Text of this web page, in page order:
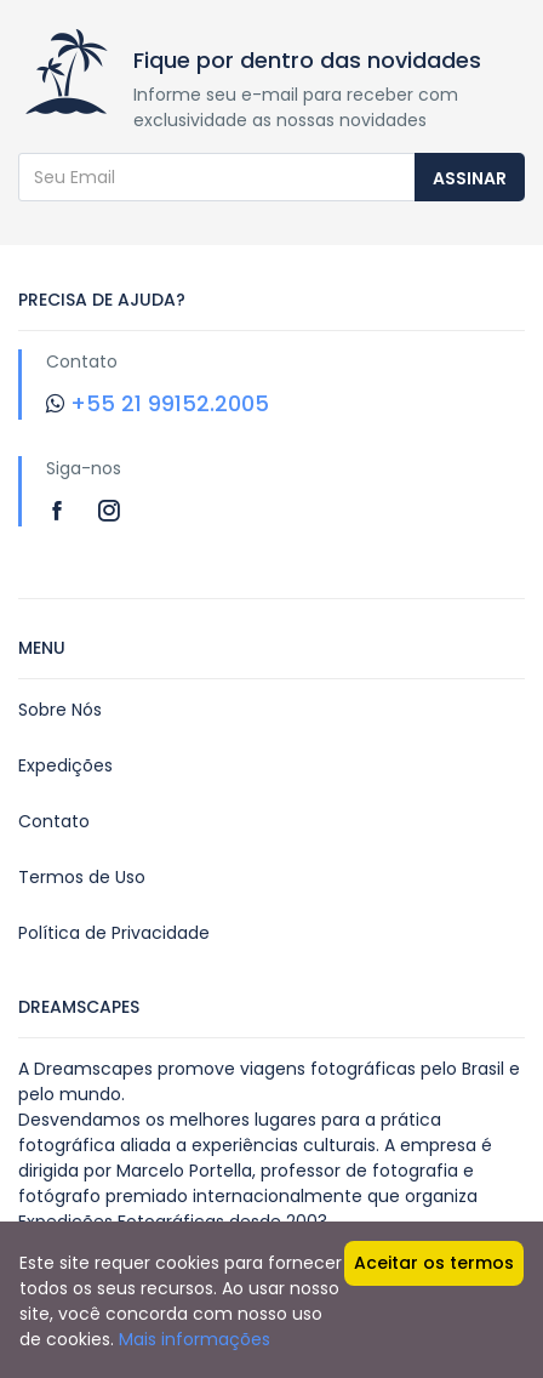
Fique por dentro das novidades
Informe seu e-mail para receber com
exclusividade as nossas novidades
ASSINAR
PRECISA DE AJUDA?
Contato
+55 21 99152.2005
Siga-nos
MENU
Sobre Nós
Expedições
Contato
Termos de Uso
Política de Privacidade
DREAMSCAPES
A Dreamscapes promove viagens fotográficas pelo Brasil e
pelo mundo.
Desvendamos os melhores lugares para a prática
fotográfica aliada a experiências culturais. A empresa é
dirigida por Marcelo Portella, professor de fotografia e
fotógrafo premiado internacionalmente que organiza
Expedições Fotográficas desde 2003.
Copyright © 2024 - Dreamscapes
Este site requer cookies para fornecer
todos os seus recursos. Ao usar nosso
site, você concorda com nosso uso
de cookies. Mais informações
Aceitar os termos